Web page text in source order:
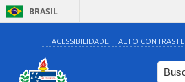
BRASIL
ACESSIBILIDADE ALTO CONTRASTE